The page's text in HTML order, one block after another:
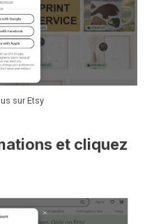
sur Etsy
et cliquez